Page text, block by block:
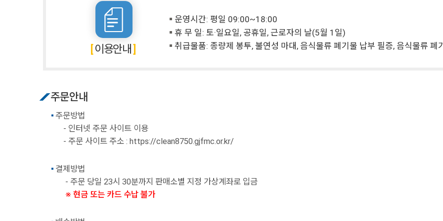
이용안내
운영시간: 평일 09:00~18:00
휴 무 일: 토·일요일, 공휴일, 근로자의 날(5월 1일)
취급물품: 종량제 봉투, 불연성 마대, 음식물류 폐기물 납부 필증, 음식물류 폐
주문안내
주문방법
- 인터넷 주문 사이트 이용
- 주문 사이트 주소 : https://clean8750.gjfmc.or.kr/
결제방법
- 주문 당일 23시 30분까지 판매소별 지정 가상계좌로 입금
※ 현금 또는 카드 수납 불가